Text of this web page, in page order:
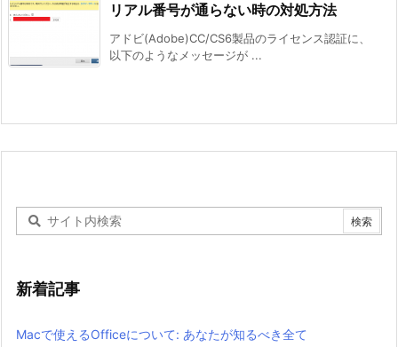
リアル番号が通らない時の対処方法
アドビ(Adobe)CC/CS6製品のライセンス認証に、
以下のようなメッセージが ...
新着記事
Macで使えるOfficeについて: あなたが知るべき全て